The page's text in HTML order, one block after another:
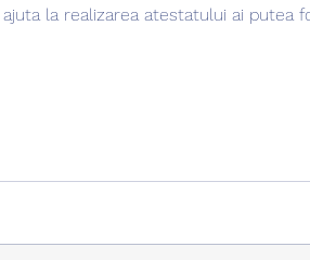
la realizarea atestatului ai